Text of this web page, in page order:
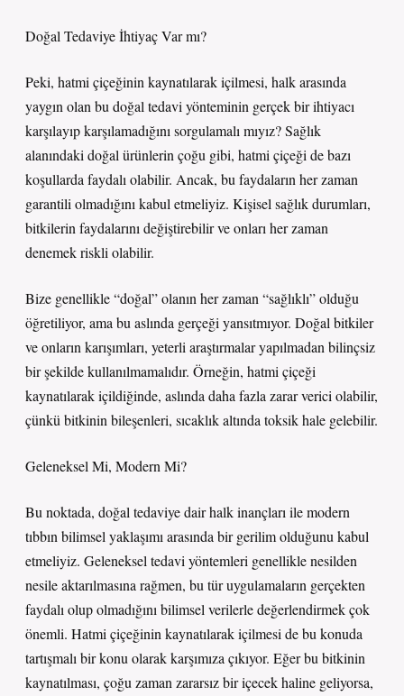
Doğal Tedaviye İhtiyaç Var mı?
Peki, hatmi çiçeğinin kaynatılarak içilmesi, halk arasında
yaygın olan bu doğal tedavi yönteminin gerçek bir ihtiyacı
karşılayıp karşılamadığını sorgulamalı mıyız? Sağlık
alanındaki doğal ürünlerin çoğu gibi, hatmi çiçeği de bazı
koşullarda faydalı olabilir. Ancak, bu faydaların her zaman
garantili olmadığını kabul etmeliyiz. Kişisel sağlık durumları,
bitkilerin faydalarını değiştirebilir ve onları her zaman
denemek riskli olabilir.
Bize genellikle “doğal” olanın her zaman “sağlıklı” olduğu
öğretiliyor, ama bu aslında gerçeği yansıtmıyor. Doğal bitkiler
ve onların karışımları, yeterli araştırmalar yapılmadan bilinçsiz
bir şekilde kullanılmamalıdır. Örneğin, hatmi çiçeği
kaynatılarak içildiğinde, aslında daha fazla zarar verici olabilir,
çünkü bitkinin bileşenleri, sıcaklık altında toksik hale gelebilir.
Geleneksel Mi, Modern Mi?
Bu noktada, doğal tedaviye dair halk inançları ile modern
tıbbın bilimsel yaklaşımı arasında bir gerilim olduğunu kabul
etmeliyiz. Geleneksel tedavi yöntemleri genellikle nesilden
nesile aktarılmasına rağmen, bu tür uygulamaların gerçekten
faydalı olup olmadığını bilimsel verilerle değerlendirmek çok
önemli. Hatmi çiçeğinin kaynatılarak içilmesi de bu konuda
tartışmalı bir konu olarak karşımıza çıkıyor. Eğer bu bitkinin
kaynatılması, çoğu zaman zararsız bir içecek haline geliyorsa,